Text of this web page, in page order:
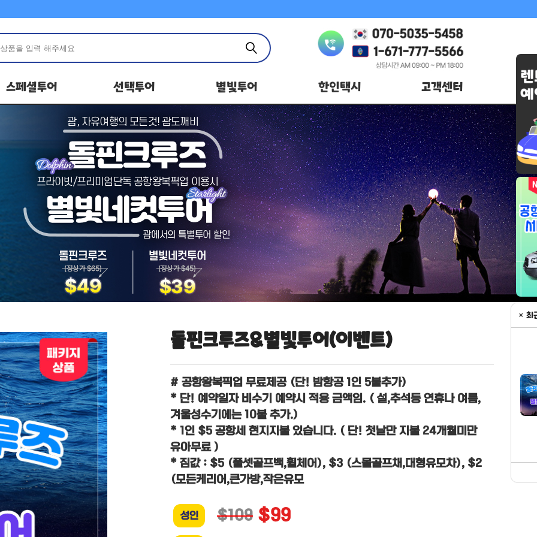
스페셜투어 선택투어 별빛투어 한인택시 고객센터
돌핀크루즈&별빛투어(이벤트)
# 공항왕복픽업 무료제공 (단! 밤항공 1인 5불추가)
* 단! 예약일자 비수기 예약시 적용 금액임. ( 설,추석등 연휴나 여름,
겨울성수기에는 10불 추가.)
* 1인 $5 공항세 현지지불 있습니다. ( 단! 첫날만 지불 24개월미만
유아무료 )
* 짐값 : $5 (풀셋골프백,휠체어), $3 (스몰골프채,대형유모차), $2
(모든케리어,큰가방,작은유모
성인 $109 $99